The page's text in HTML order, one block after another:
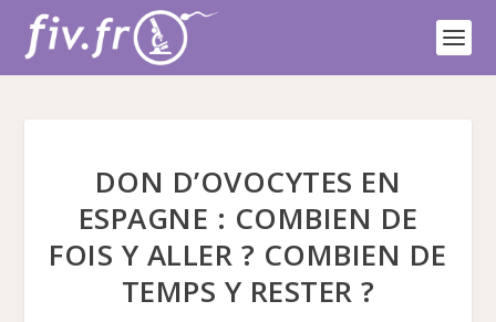
DON D’OVOCYTES EN
ESPAGNE : COMBIEN DE
FOIS Y ALLER ? COMBIEN DE
TEMPS Y RESTER ?